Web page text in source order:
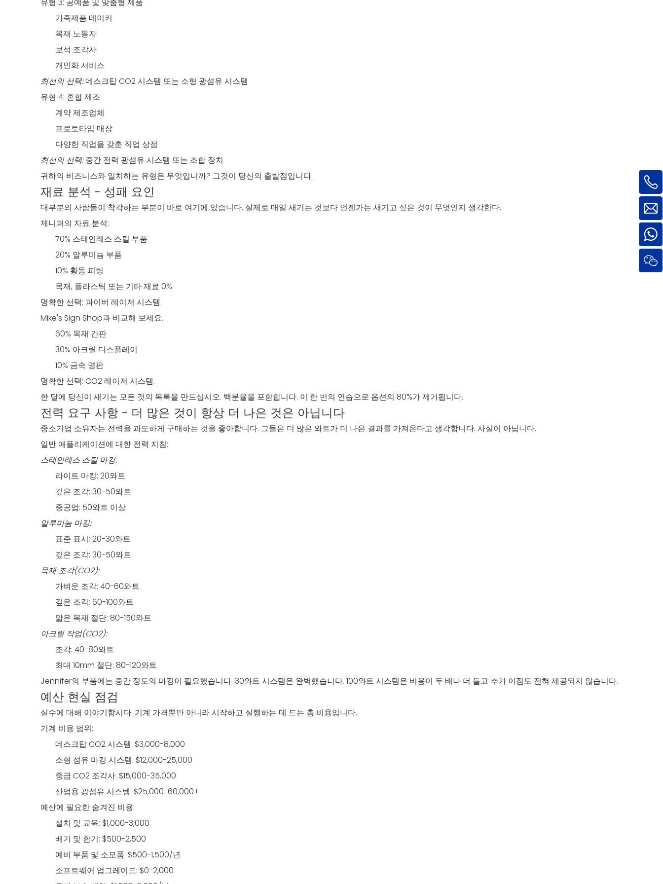
가죽제품 메이커
목재 노동자
보석 조각사
개인화 서비스
최선의 선택:데스크탑 CO2 시스템 또는 소형 광섬유 시스템
유형 4: 혼합 제조
계약 제조업체
프로토타입 매장
다양한 직업을 갖춘 직업 상점
최선의 선택:중간 전력 광섬유 시스템 또는 조합 장치
귀하의 비즈니스와 일치하는 유형은 무엇입니까? 그것이 당신의 출발점입니다.
재료 분석 - 성패 요인
대부분의 사람들이 착각하는 부분이 바로 여기에 있습니다. 실제로 매일 새기는 것보다 언젠가는 새기고 싶은 것이 무엇인지 생각한다.
제니퍼의 자료 분석:
70% 스테인레스 스틸 부품
20% 알루미늄 부품
10% 황동 피팅
목재, 플라스틱 또는 기타 재료 0%
명확한 선택: 파이버 레이저 시스템.
Mike's Sign Shop과 비교해 보세요.
60% 목재 간판
30% 아크릴 디스플레이
10% 금속 명판
명확한 선택: CO2 레이저 시스템.
한 달에 당신이 새기는 모든 것의 목록을 만드십시오. 백분율을 포함합니다. 이 한 번의 연습으로 옵션의 80%가 제거됩니다.
전력 요구 사항 - 더 많은 것이 항상 더 나은 것은 아닙니다
중소기업 소유자는 전력을 과도하게 구매하는 것을 좋아합니다. 그들은 더 많은 와트가 더 나은 결과를 가져온다고 생각합니다. 사실이 아닙니다.
일반 애플리케이션에 대한 전력 지침:
스테인레스 스틸 마킹:
라이트 마킹: 20와트
깊은 조각: 30-50와트
중공업: 50와트 이상
알루미늄 마킹:
표준 표시: 20-30와트
깊은 조각: 30-50와트
목재 조각(CO2):
가벼운 조각: 40-60와트
깊은 조각: 60-100와트
얇은 목재 절단: 80-150와트
아크릴 작업(CO2):
조각: 40-80와트
최대 10mm 절단: 80-120와트
Jennifer의 부품에는 중간 정도의 마킹이 필요했습니다. 30와트 시스템은 완벽했습니다. 100와트 시스템은 비용이 두 배나 더 들고 추가 이점도 전혀 제공되지 않습니다.
예산 현실 점검
실수에 대해 이야기합시다. 기계 가격뿐만 아니라 시작하고 실행하는 데 드는 총 비용입니다.
기계 비용 범위:
데스크탑 CO2 시스템: $3,000-8,000
소형 섬유 마킹 시스템: $12,000-25,000
중급 CO2 조각사: $15,000-35,000
산업용 광섬유 시스템: $25,000-60,000+
예산에 필요한 숨겨진 비용:
설치 및 교육: $1,000-3,000
배기 및 환기: $500-2,500
예비 부품 및 소모품: $500-1,500/년
소프트웨어 업그레이드: $0-2,000